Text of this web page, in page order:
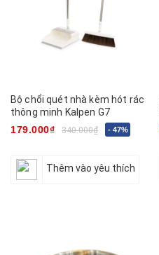
Bộ chổi quét nhà kèm hót rác
thông minh Kalpen G7
179.000₫
340.000₫ - 47%
Thêm vào yêu thích